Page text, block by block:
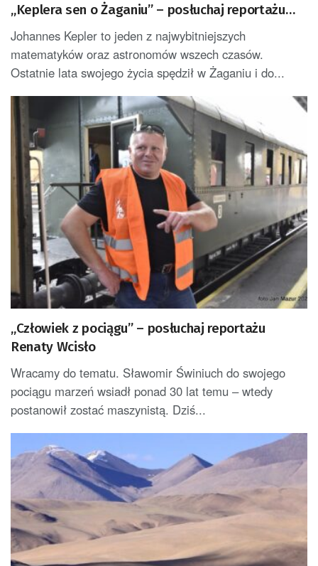
„Keplera sen o Żaganiu” – posłuchaj reportażu
Renaty Wcisło
Johannes Kepler to jeden z najwybitniejszych
matematyków oraz astronomów wszech czasów.
Ostatnie lata swojego życia spędził w Żaganiu i do...
„Człowiek z pociągu” – posłuchaj reportażu
Renaty Wcisło
Wracamy do tematu. Sławomir Świniuch do swojego
pociągu marzeń wsiadł ponad 30 lat temu – wtedy
postanowił zostać maszynistą. Dziś...